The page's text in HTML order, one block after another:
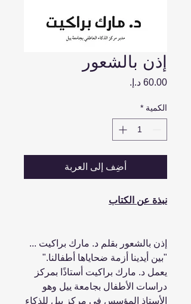
إذن بالشعور
الكمية *
أضِف إلى العربة
نبذة عن الكتاب
إذن بالشعور بقلم د. مارك براكيت ...
"بين أيدينا أزمة ضحاياها أطفالنا."
يعمل د. مارك براكيت أستاذًا بمركز
دراسات الأطفال بجامعة ييل وهو
الأستاذ المؤسس في مركز ييل للذكاء